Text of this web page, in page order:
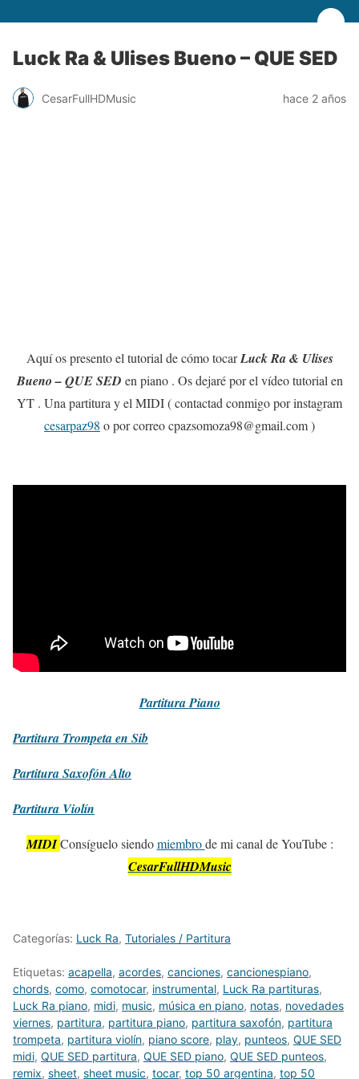
Luck Ra & Ulises Bueno – QUE SED
CesarFullHDMusic hace 2 años
Aquí os presento el tutorial de cómo tocarLuck Ra & Ulises
Bueno – QUE SED en piano . Os dejaré por el vídeo tutorial en
YT . Una partitura y el MIDI ( contactad conmigo por instagram
cesarpaz98 o por correo cpazsomoza98@gmail.com )
PartituraPiano
Partitura Trompeta en Sib
PartituraSaxofón Alto
Partitura Violín
MIDI Consíguelo siendomiembrode mi canal de YouTube :
CesarFullHDMusic
Categorías: Luck Ra, Tutoriales / Partitura
Etiquetas: acapella, acordes, canciones, cancionespiano,
chords, como, comotocar, instrumental, Luck Ra partituras,
Luck Ra piano, midi, music, música en piano, notas, novedades
viernes, partitura, partitura piano, partitura saxofón, partitura
trompeta, partitura violín, piano score, play, punteos, QUE SED
midi, QUE SED partitura, QUE SED piano, QUE SED punteos,
remix, sheet, sheet music, tocar, top 50 argentina, top 50